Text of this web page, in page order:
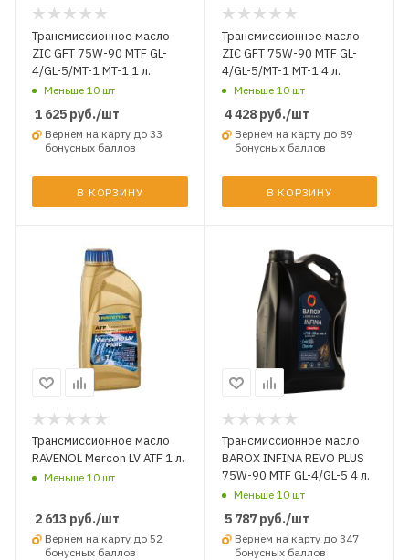
Трансмиссионное масло
ZIC GFT 75W-90 MTF GL-
4/GL-5/MT-1 MT-1 1 л.
Меньше 10 шт
1 625 руб./шт
Вернем на карту до 33
бонусных баллов
В КОРЗИНУ
Трансмиссионное масло
ZIC GFT 75W-90 MTF GL-
4/GL-5/MT-1 MT-1 4 л.
Меньше 10 шт
4 428руб./шт
Вернем на карту до 89
бонусных баллов
В КОРЗИНУ
Трансмиссионное масло
RAVENOL Mercon LV ATF 1 л.
Меньше 10 шт
2 613 руб./шт
Вернем на карту до 52
бонусных баллов
Трансмиссионное масло
BAROX INFINA REVO PLUS
75W-90 MTF GL-4/GL-5 4 л.
Меньше 10 шт
5 787руб./шт
Вернем на карту до 347
бонусных баллов